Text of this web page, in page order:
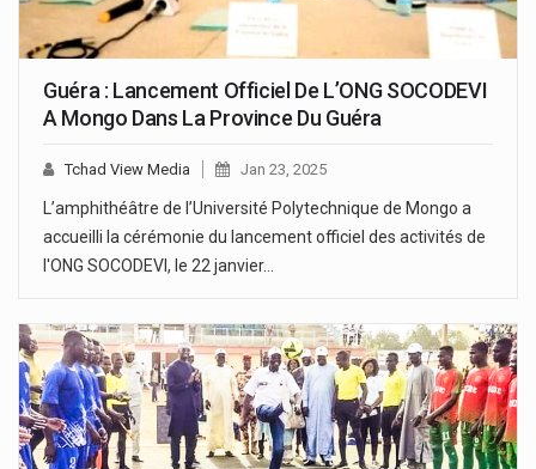
Guéra : Lancement Officiel De L’ONG SOCODEVI
A Mongo Dans La Province Du Guéra
Tchad View Media Jan 23, 2025
L’amphithéâtre de l’Université Polytechnique de Mongo a
accueilli la cérémonie du lancement officiel des activités de
l'ONG SOCODEVI, le 22 janvier…